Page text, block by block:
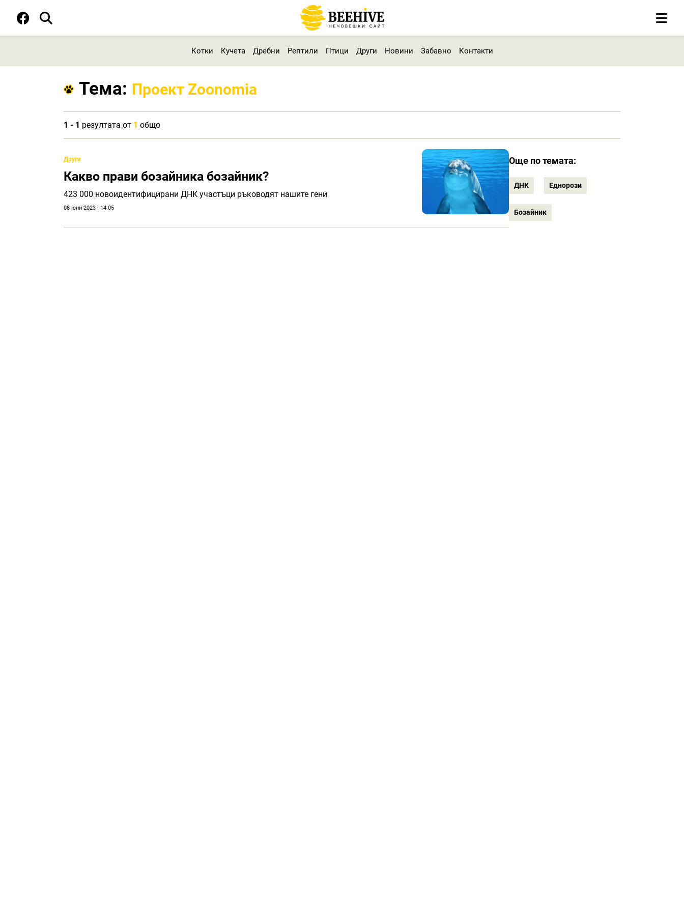
Котки Кучета Дребни Рептили Птици Други Новини Забавно Контакти
Тема: Проект Zoonomia
1 - 1 резултата от 1 общо
Други
Какво прави бозайника бозайник?
423 000 новоидентифицирани ДНК участъци ръководят нашите гени
08 юни 2023 | 14:05
Още по темата:
ДНК Еднорози
Бозайник